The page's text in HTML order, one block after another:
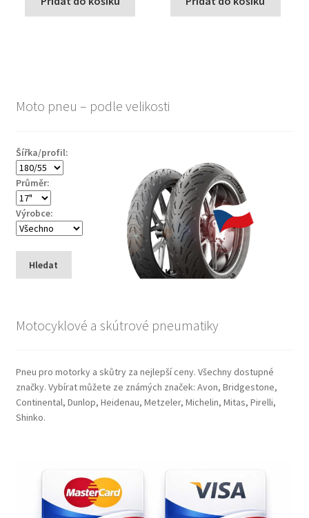
Moto pneu – podle velikosti
Šířka/profil:
Průměr:
Výrobce:
Hledat
Motocyklové a skútrové pneumatiky
Pneu pro motorky a skůtry za nejlepší ceny. Všechny dostupné
značky. Vybírat můžete ze známých značek: Avon, Bridgestone,
Continental, Dunlop, Heidenau, Metzeler, Michelin, Mitas, Pirelli,
Shinko.